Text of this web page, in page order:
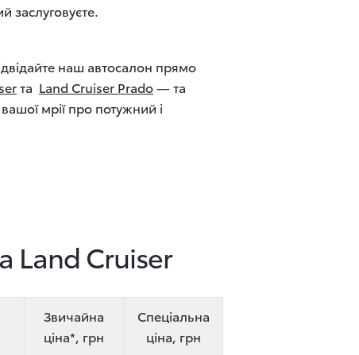
заслуговуєте.
наш автосалон прямо
та Land Cruiser Prado— та
мрії про потужний і
Land Cruiser
Звичайна
ціна*, грн
Спеціальна
ціна, грн